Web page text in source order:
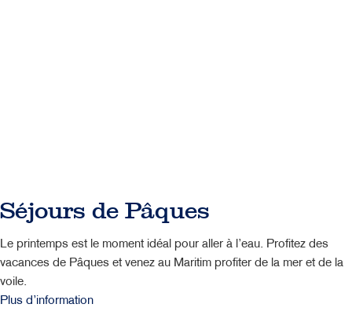
Séjours de Pâques
Le printemps est le moment idéal pour aller à l’eau. Profitez des
vacances de Pâques et venez au Maritim profiter de la mer et de la
voile.
Plus d’information